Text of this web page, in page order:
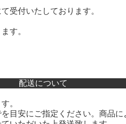
受付いたしております。
す。
配送について
。
目安にご指定ください。商品